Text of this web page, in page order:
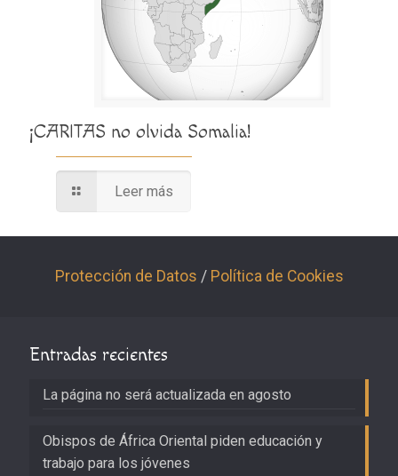
¡CARITAS no olvida Somalia!
Leer más
Protección de Datos / Política de Cookies
Entradas recientes
La página no será actualizada en agosto
Obispos de África Oriental piden educación y
trabajo para los jóvenes